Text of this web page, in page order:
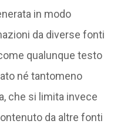
in modo
da diverse fonti
qualunque testo
né tantomeno
che si limita invece
da altre fonti